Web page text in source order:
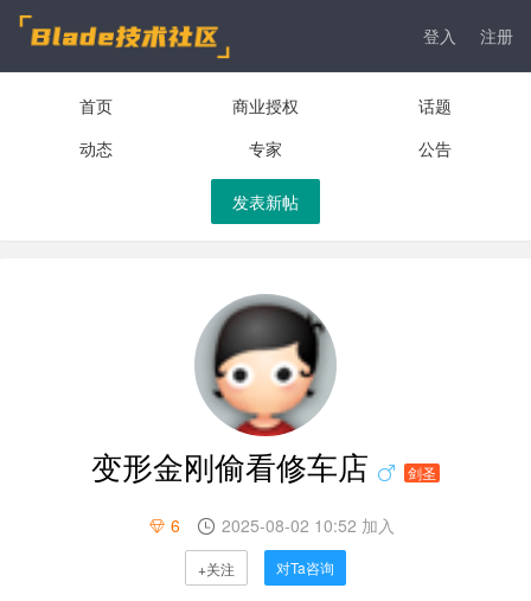
登入 注册
首页 商业授权
话题
动态
专家 公告
发表新帖
变形金刚偷看修车店 剑圣
6 2025-08-02 10:52 加入
+关注 对Ta咨询